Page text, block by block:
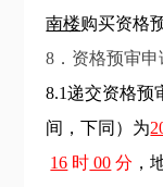
南楼购买资格
8．资格预审
8.1递交资格预
间，下同）为
16 时 00 分 ，